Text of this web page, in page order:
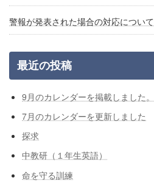
警報が発表された場合の対応について
最近の投稿
9月のカレンダーを掲載しました。
7月のカレンダーを更新しました
探求
中教研（１年生英語）
命を守る訓練